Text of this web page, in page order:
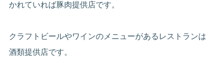
かれていれば豚肉提供店です。
クラフトビールやワインのメニューがあるレストランは
酒類提供店です。